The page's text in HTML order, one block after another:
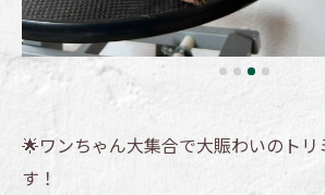
🌟ワンちゃん大集合で大賑わいのトリ
す！